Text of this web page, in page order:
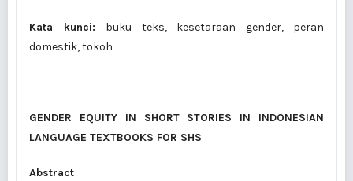
Kata kunci: buku teks, kesetaraan gender, peran
domestik, tokoh
GENDER EQUITY IN SHORT STORIES IN INDONESIAN
LANGUAGE TEXTBOOKS FOR SHS
Abstract